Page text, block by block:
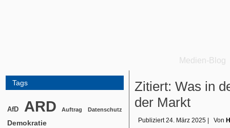
Medien-Blog
Tags
AfD ARD Auftrag Datenschutz
Demokratie
Zitiert: Was in
der Markt
Publiziert 24. März 2025 Von